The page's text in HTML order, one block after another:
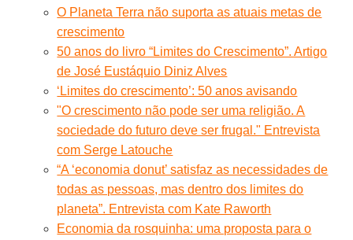
O Planeta Terra não suporta as atuais metas de
crescimento
50 anos do livro “Limites do Crescimento”. Artigo
de José Eustáquio Diniz Alves
‘Limites do crescimento’: 50 anos avisando
"O crescimento não pode ser uma religião. A
sociedade do futuro deve ser frugal." Entrevista
com Serge Latouche
“A ‘economia donut’ satisfaz as necessidades de
todas as pessoas, mas dentro dos limites do
planeta”. Entrevista com Kate Raworth
Economia da rosquinha: uma proposta para o